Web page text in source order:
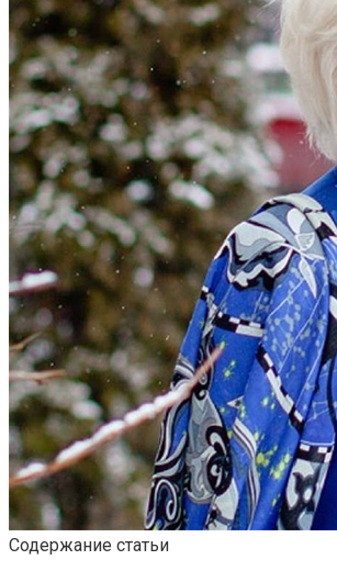
Содержание статьи